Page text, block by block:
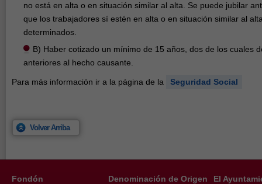
no está en alta o en situación similar al alta. Se puede jubilar
que los trabajadores sí estén en alta o en situación similar al
determinados.
B) Haber cotizado un mínimo de 15 años, dos de los cuales
anteriores al hecho causante.
Para más información ir a la página de la Seguridad Social
Volver Arriba
Fondón Denominación de Origen El